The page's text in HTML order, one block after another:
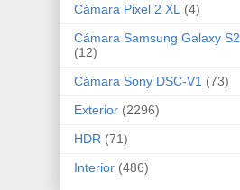
Cámara Pixel 2 XL
(4)
Cámara Samsung Galaxy S2
(12)
Cámara Sony DSC-V1 (73)
Exterior (2296)
HDR (71)
Interior (486)